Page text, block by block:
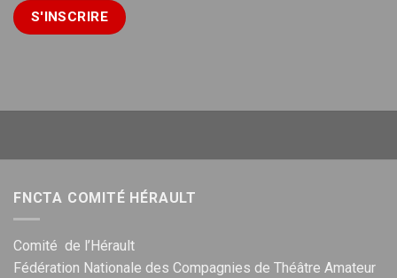
FNCTA COMITÉ HÉRAULT
Comité de l’Hérault
Fédération Nationale des Compagnies de Théâtre Amateur